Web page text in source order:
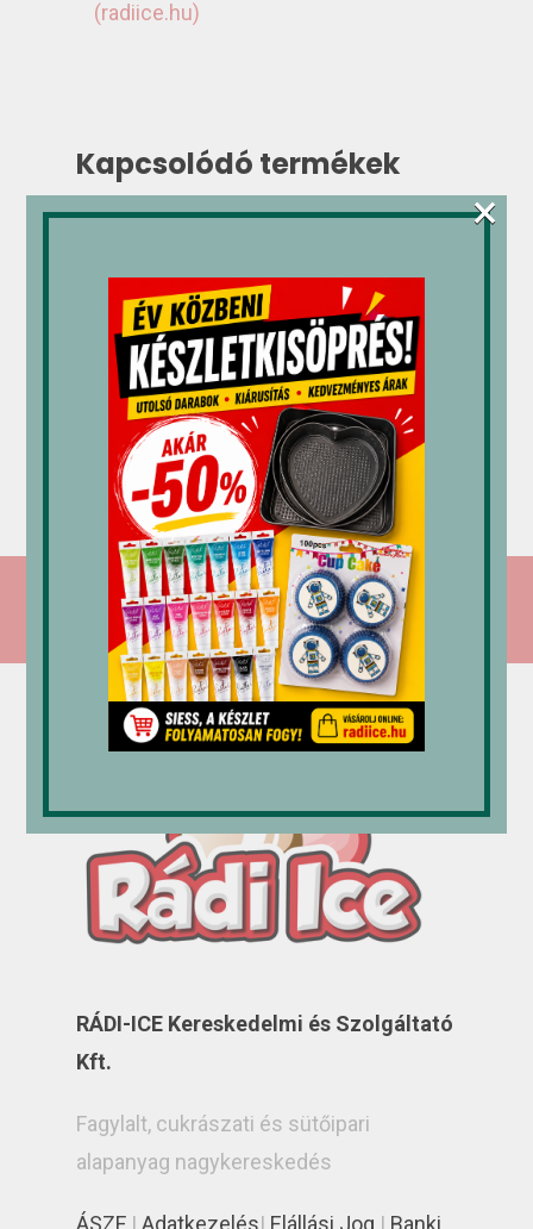
(radiice.hu)
Kapcsolódó termékek
M-gél
Color
Frizzy
Sárgadinnye
1kg
„04180”
7,890Ft
M-gél
Color
Frizzy
Cola
1kg
„04077”
6,150Ft
M-gél
Color
Frizzy
Narancs
1kg
„04159”
7,700
RÁDI-ICE Kereskedelmi és Szolgáltató
Kft.
Fagylalt, cukrászati és sütőipari
alapanyag nagykereskedés
ÁSZF | Adatkezelés| Elállási Jog | Banki
×